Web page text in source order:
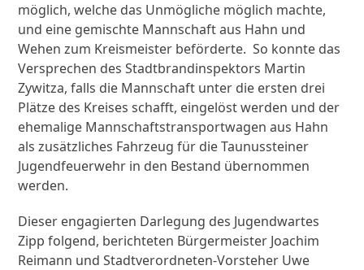
möglich, welche das Unmögliche möglich machte,
und eine gemischte Mannschaft aus Hahn und
Wehen zum Kreismeister beförderte. So konnte das
Versprechen des Stadtbrandinspektors Martin
Zywitza, falls die Mannschaft unter die ersten drei
Plätze des Kreises schafft, eingelöst werden und der
ehemalige Mannschaftstransportwagen aus Hahn
als zusätzliches Fahrzeug für die Taunussteiner
Jugendfeuerwehr in den Bestand übernommen
werden.
Dieser engagierten Darlegung des Jugendwartes
Zipp folgend, berichteten Bürgermeister Joachim
Reimann und Stadtverordneten-Vorsteher Uwe